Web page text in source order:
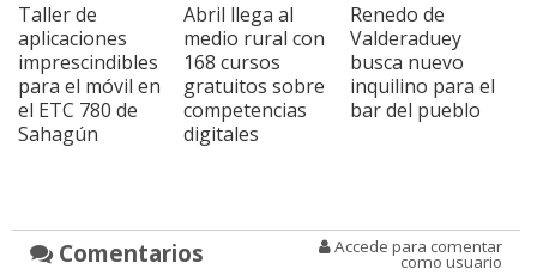
Taller de
aplicaciones
imprescindibles
para el móvil en
el ETC 780 de
Sahagún
Abril llega al
medio rural con
168 cursos
gratuitos sobre
competencias
digitales
Renedo de
Valderaduey
busca nuevo
inquilino para el
bar del pueblo
Comentarios Accede para comentar
como usuario